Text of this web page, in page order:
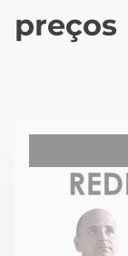
preços